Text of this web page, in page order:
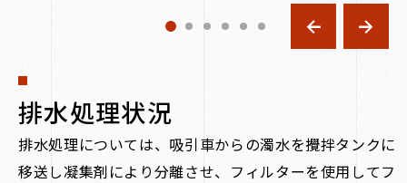
排水処理状況
排水処理については、吸引車からの濁水を攪拌タンクに
移送し凝集剤により分離させ、フィルターを使用してフ